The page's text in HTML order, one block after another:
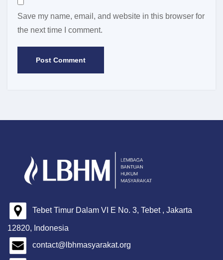
Save my name, email, and website in this browser for
the next time I comment.
Tebet Timur Dalam VI E No. 3, Tebet , Jakarta
12820, Indonesia
contact@lbhmasyarakat.org